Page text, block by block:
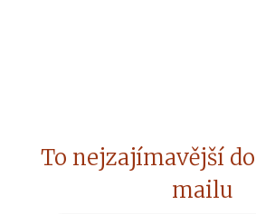
To nejzajímavější
mailu